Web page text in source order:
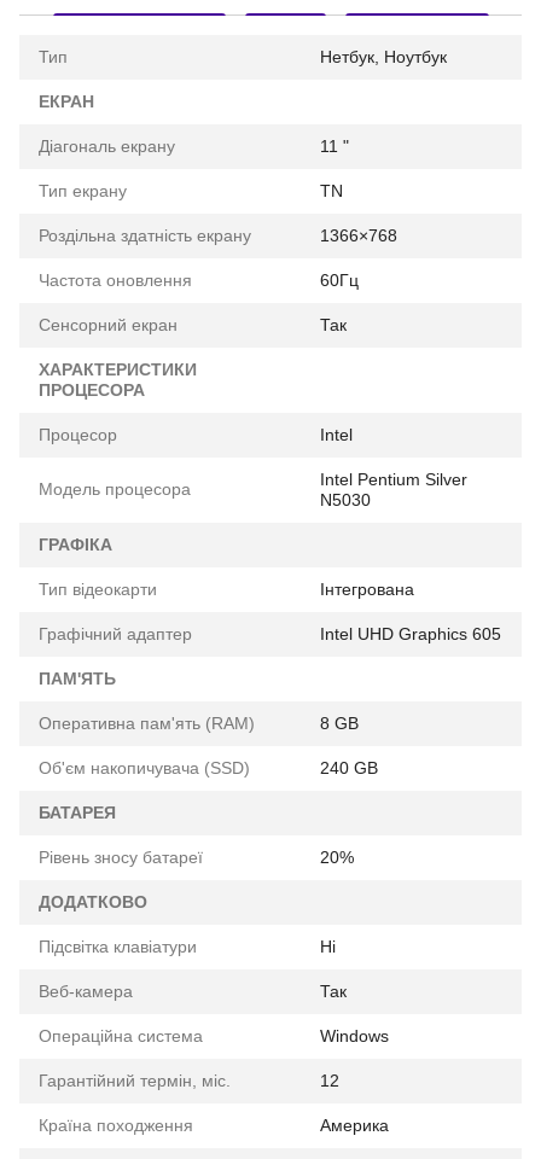
Тип Нетбук, Ноутбук
ЕКРАН
Діагональ екрану 11 "
Тип екрану TN
Роздільна здатність екрану 1366×768
Частота оновлення 60Гц
Сенсорний екран Так
ХАРАКТЕРИСТИКИ
ПРОЦЕСОРА
Процесор Intel
Модель процесора
Intel Pentium Silver
N5030
ГРАФІКА
Тип відеокарти Інтегрована
Графічний адаптер Intel UHD Graphics 605
ПАМ'ЯТЬ
Оперативна пам'ять (RAM) 8 GB
Об'єм накопичувача (SSD) 240 GB
БАТАРЕЯ
Рівень зносу батареї 20%
ДОДАТКОВО
Підсвітка клавіатури Ні
Веб-камера Так
Операційна система Windows
Гарантійний термін, міс. 12
Країна походження Америка